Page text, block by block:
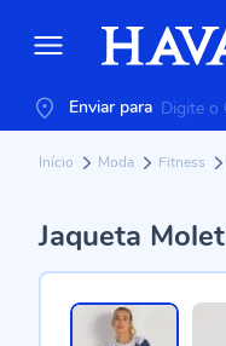
Enviar para
Início Moda Fitness
Jaqueta